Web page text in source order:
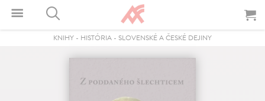
KNIHY - HISTÓRIA - SLOVENSKÉ A ČESKÉ DEJINY